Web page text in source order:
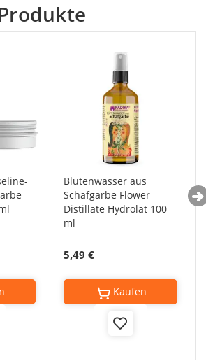
Blütenwasser aus
Schafgarbe Flower
Distillate Hydrolat 100
ml
5,49 €
Add
Kaufen